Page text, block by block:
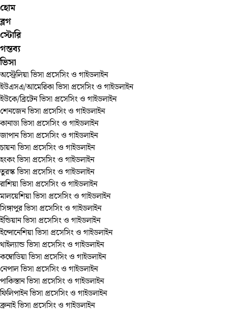
হোম
ব্লগ
স্টোরি
গন্তব্য
ভিসা
অস্ট্রেলিয়া ভিসা প্রসেসিং ও গাইডলাইন
ইউএসএ/আমেরিকা ভিসা প্রসেসিং ও গাইডলাইন
ইউকে/ব্রিটেন ভিসা প্রসেসিং ও গাইডলাইন
শেনজেন ভিসা প্রসেসিং ও গাইডলাইন
কানাডা ভিসা প্রসেসিং ও গাইডলাইন
জাপান ভিসা প্রসেসিং ও গাইডলাইন
চায়না ভিসা প্রসেসিং ও গাইডলাইন
হংকং ভিসা প্রসেসিং ও গাইডলাইন
তুরস্ক ভিসা প্রসেসিং ও গাইডলাইন
রাশিয়া ভিসা প্রসেসিং ও গাইডলাইন
মালয়েশিয়া ভিসা প্রসেসিং ও গাইডলাইন
সিঙ্গাপুর ভিসা প্রসেসিং ও গাইডলাইন
ইন্ডিয়ান ভিসা প্রসেসিং ও গাইডলাইন
ইন্দোনেশিয়া ভিসা প্রসেসিং ও গাইডলাইন
থাইল্যান্ড ভিসা প্রসেসিং ও গাইডলাইন
কম্বোডিয়া ভিসা প্রসেসিং ও গাইডলাইন
নেপাল ভিসা প্রসেসিং ও গাইডলাইন
পাকিস্তান ভিসা প্রসেসিং ও গাইডলাইন
ফিলিপাইন ভিসা প্রসেসিং ও গাইডলাইন
ব্রুনাই ভিসা প্রসেসিং ও গাইডলাইন